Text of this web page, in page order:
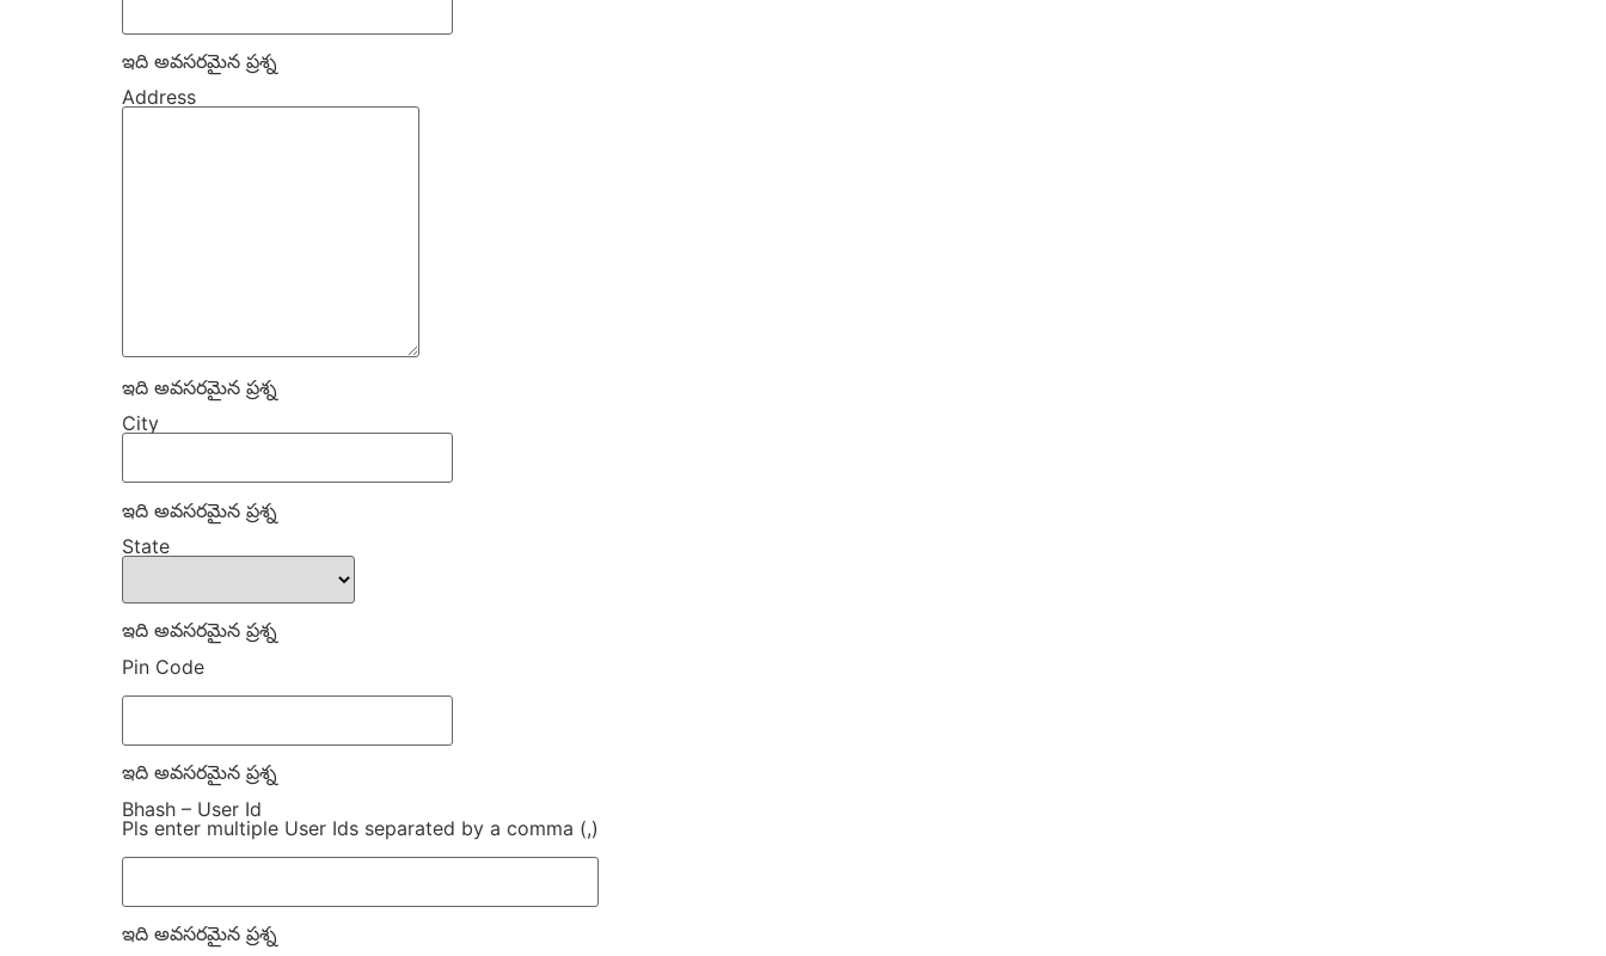
ఇది అవసరమైన ప్రశ్న
Address
ఇది అవసరమైన ప్రశ్న
City
ఇది అవసరమైన ప్రశ్న
State
ఇది అవసరమైన ప్రశ్న
Pin Code
ఇది అవసరమైన ప్రశ్న
Bhash – User Id
Pls enter multiple User Ids separated by a comma (,)
ఇది అవసరమైన ప్రశ్న